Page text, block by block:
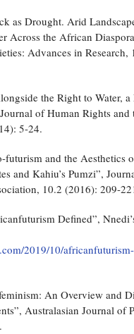
as Drought. Arid
Across the African
Advances in Research,
the Right to Water, a
of Human Rights and
5-24.
and the Aesthetics
and Kahiu’s Pumzi”,
10.2 (2016): 209-
Defined”,
2019/10/africanfuturism-
An Overview and
Australasian Journal of